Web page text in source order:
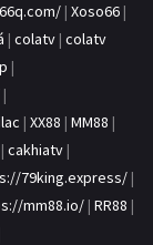
| Xoso66 |
| colatv | colatv
|
|
| XX88 | MM88 |
| cakhiatv |
79king.express/ |
mm88.io/ | RR88 |